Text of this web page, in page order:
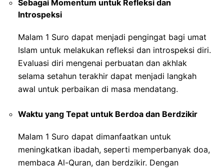
Sebagai Momentum untuk Refleksi dan
Introspeksi
Malam 1 Suro dapat menjadi pengingat bagi umat
Islam untuk melakukan refleksi dan introspeksi diri.
Evaluasi diri mengenai perbuatan dan akhlak
selama setahun terakhir dapat menjadi langkah
awal untuk perbaikan di masa mendatang.
Waktu yang Tepat untuk Berdoa dan Berdzikir
Malam 1 Suro dapat dimanfaatkan untuk
meningkatkan ibadah, seperti memperbanyak doa,
membaca Al-Quran, dan berdzikir. Dengan